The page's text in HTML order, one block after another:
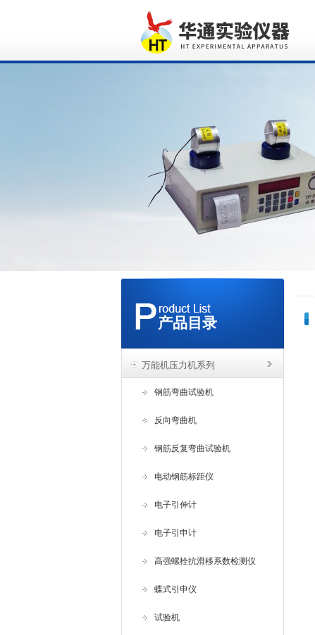
产品目录
万能机压力机系列
钢筋弯曲试验机
反向弯曲机
钢筋反复弯曲试验机
电动钢筋标距仪
电子引伸计
电子引申计
高强螺栓抗滑移系数检测仪
蝶式引申仪
试验机